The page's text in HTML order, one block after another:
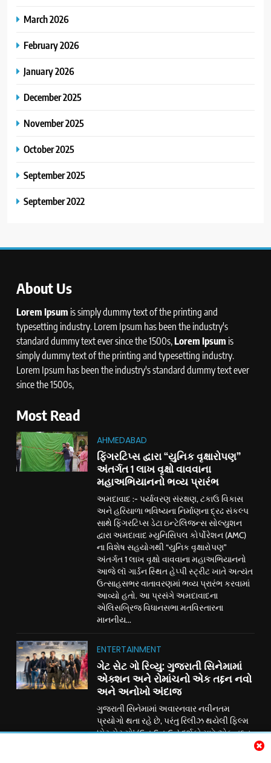
March 2026
February 2026
January 2026
December 2025
November 2025
October 2025
September 2025
September 2022
About Us
Lorem Ipsum is simply dummy text of the printing and
typesetting industry. Lorem Ipsum has been the industry's
standard dummy text ever since the 1500s,Lorem Ipsum is
simply dummy text of the printing and typesetting industry.
Lorem Ipsum has been the industry's standard dummy text ever
since the 1500s,
Most Read
AHMEDABAD
ફિંગરટિપ્સ દ્વારા “યુનિક વૃક્ષારોપણ”
અંતર્ગત 1 લાખ વૃક્ષો વાવવાના
મહાઅભિયાનનો ભવ્ય પ્રારંભ
અમદાવાદ :- પર્યાવરણ સંરક્ષણ, ટકાઉ વિકાસ
અને હરિયાળા ભવિષ્યના નિર્માણના દ્રઢ સંકલ્પ
સાથે ફિંગરટિપ્સ ડેટા ઇન્ટેલિજન્સ સોલ્યુશન
દ્વારા અમદાવાદ મ્યુનિસિપલ કોર્પોરેશન (AMC)
ના વિશેષ સહયોગથી “યુનિક વૃક્ષારોપણ”
અંતર્ગત 1 લાખ વૃક્ષો વાવવાના મહાઅભિયાનનો
આજે લૉ ગાર્ડન સ્થિત હેપ્પી સ્ટ્રીટ ખાતે અત્યંત
ઉત્સાહસભર વાતાવરણમાં ભવ્ય પ્રારંભ કરવામાં
આવ્યો હતો. આ પ્રસંગે અમદાવાદના
એલિસબ્રિજ વિધાનસભા મતવિસ્તારના
માનનીય...
ENTERTAINMENT
ગેટ સેટ ગો રિવ્યુ: ગુજરાતી સિનેમામાં
એક્શન અને રોમાંચનો એક તદ્દન નવો
અને અનોખો અંદાજ
ગુજરાતી સિનેમામાં અવારનવાર નવીનતમ
પ્રયોગો થતા રહે છે, પરંતુ રિલીઝ થયેલી ફિલ્મ
‘ગેટ સેટ ગો’ (Get Set Go) દર્શકો માટે એક તદ્દન